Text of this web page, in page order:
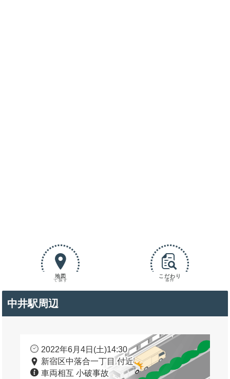
地図
で探す
こだわり
条件
中井駅周辺
2022年6月4日(土)14:30
新宿区中落合一丁目 付近
車両相互 小破事故